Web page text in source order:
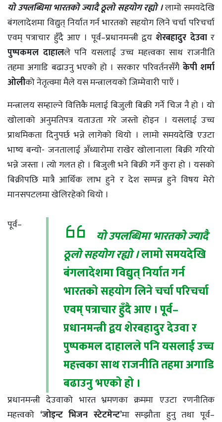
यो उपलब्धिमा भारतको ज्यादै ठूलो सहयोग रह्यो ।लामो समयदेखि
बंगलादेशमा विद्युत् निर्यात गर्न भारतको सहयोग लिने चर्चा परिचर्चा
एवम् पत्राचार हुँदै आए । पूर्व–प्रधानमन्त्री द्वयशेरबहादुर देउवार
पुष्पकमल दाहालले पनि यसलाई उच्च महत्त्वका साथ राजनीति
तहमा अगाडि बढाउनु भएको हो । सरकार परिवर्तनसँगै केपी शर्मा
ओलीको नेतृत्वमा मैले यस मन्त्रालयको जिम्मेवारी पाएँ ।
मन्त्रालय सम्हाल्ने वित्तिकै मलाई बिजुली बिक्री गर्ने चिज नै हो । यो
खोलाको अनुमतिपत्र यताउता गरे जस्तो होइन । यसलाई उच्च
प्राथमिकता दिनुपर्छ भन्ने लागेको थियो । लामो समयदेखि एउटा
भाष्य बन्यो- जनतालाई अँध्यारोमा राखेर खोलानाला बिक्री गरियो
भन्ने जस्ता । त्यो गलत हो । बिजुली भने बिक्री गर्ने कुरा हो । यसको
बिक्रीपछि मात्रै आर्थिक लाभ हुने र देश सम्पन्न हुने विषय मेरो
मानसपटलमा खेलिरहेको थियो ।
यो उपलब्धिमा भारतको ज्यादै
ठूलो सहयोग रह्यो ।लामो समयदेखि
बंगलादेशमा विद्युत् निर्यात गर्न
भारतको सहयोग लिने चर्चा परिचर्चा
एवम् पत्राचार हुँदै आए । पूर्व–
प्रधानमन्त्री द्वय शेरबहादुर देउवा र
पुष्पकमल दाहालले पनि यसलाई उच्च
महत्त्वका साथ राजनीति तहमा अगाडि
बढाउनु भएको हो ।
पूर्व–
प्रधानमन्त्री देउवाको भारत भ्रमणका क्रममा एउटा रणनीतिक
महत्त्वको ‘जोइन्ट भिजन स्टेटमेन्ट’मा सम्झौता हुनु तथा पूर्व–